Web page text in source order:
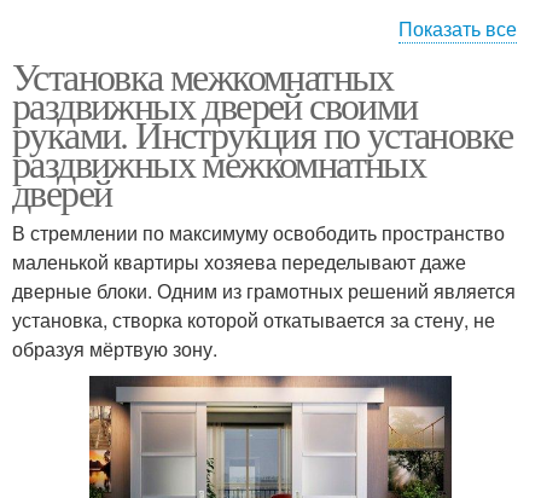
раздвижных дверей
Раздвижная дверь
Раздвижные
конструкции
Раздвижные двери-
купы
Системы для шкафов-
купе
Возможные системы
Показать все
Установка межкомнатных
раздвижных дверей своими
руками. Инструкция по установке
раздвижных межкомнатных
дверей
В стремлении по максимуму освободить пространство
маленькой квартиры хозяева переделывают даже
дверные блоки. Одним из грамотных решений является
установка, створка которой откатывается за стену, не
образуя мёртвую зону.